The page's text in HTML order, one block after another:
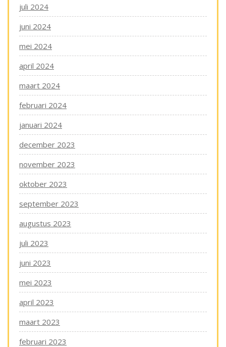
juli 2024
juni 2024
mei 2024
april 2024
maart 2024
februari 2024
januari 2024
december 2023
november 2023
oktober 2023
september 2023
augustus 2023
juli 2023
juni 2023
mei 2023
april 2023
maart 2023
februari 2023